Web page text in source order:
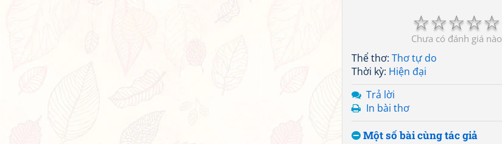
☆
☆
☆
☆
☆
Chưa có đánh giá nào
Thể thơ: Thơ tự do
Thời kỳ: Hiện đại
Trả lời
In bài thơ
Một số bài cùng tác giả